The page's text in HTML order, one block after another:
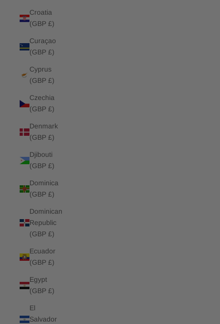
Croatia
(GBP £)
Curaçao
(GBP £)
Cyprus
(GBP £)
Czechia
(GBP £)
Denmark
(GBP £)
Djibouti
(GBP £)
Dominica
(GBP £)
Dominican
Republic
(GBP £)
Ecuador
(GBP £)
Egypt
(GBP £)
El
Salvador